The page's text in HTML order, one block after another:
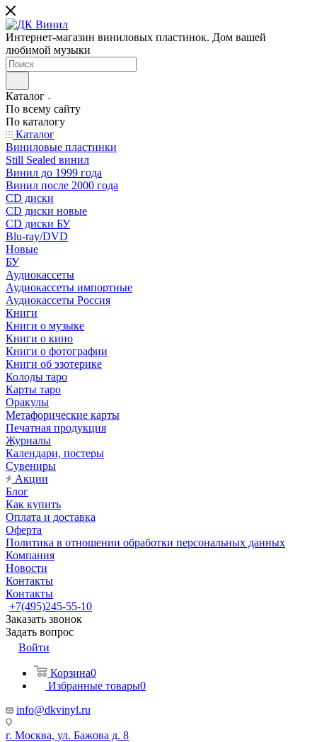
Интернет-магазин виниловых пластинок. Дом вашей
любимой музыки
Каталог
По всему сайту
По каталогу
Каталог
Виниловые пластинки
Still Sealed винил
Винил до 1999 года
Винил после 2000 года
CD диски
CD диски новые
CD диски БУ
Blu-ray/DVD
Новые
БУ
Аудиокассеты
Аудиокассеты импортные
Аудиокассеты Россия
Книги
Книги о музыке
Книги о кино
Книги о фотографии
Книги об эзотерике
Колоды таро
Карты таро
Оракулы
Метафорические карты
Печатная продукция
Журналы
Календари, постеры
Сувениры
Акции
Блог
Как купить
Оплата и доставка
Оферта
Политика в отношении обработки персональных данных
Компания
Новости
Контакты
Контакты
+7(495)245-55-10
Заказать звонок
Задать вопрос
Войти
Корзина0
Избранные товары0
info@dkvinyl.ru
г. Москва, ул. Бажова д. 8